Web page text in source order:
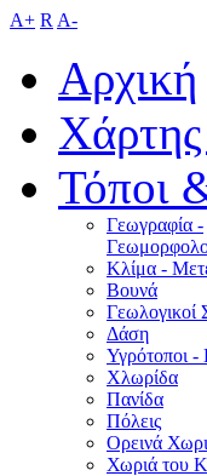
A+ R A-
Αρχική
Χάρτης
Τόποι
Γεωγραφία -
Κλίμα -
Βουνά
Γεωλογικοί
Δάση
Υγρότοποι -
Χλωρίδα
Πανίδα
Πόλεις
Ορεινά
Χωριά του